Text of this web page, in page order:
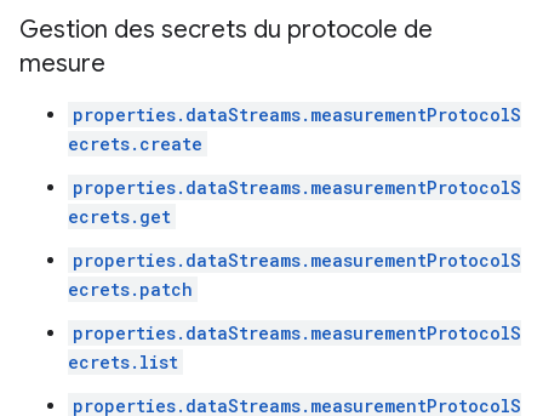
Gestion des secrets du protocole de
mesure
properties.dataStreams.measurementProtocolS
ecrets.create
properties.dataStreams.measurementProtocolS
ecrets.get
properties.dataStreams.measurementProtocolS
ecrets.patch
properties.dataStreams.measurementProtocolS
ecrets.list
properties.dataStreams.measurementProtocolS